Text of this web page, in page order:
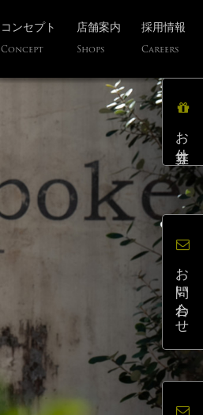
コンセプト
Concept
店舗案内
Shops
採用情報
Careers
お仕立券
お問い合わせ